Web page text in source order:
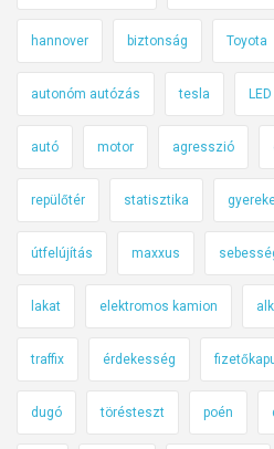
hannover biztonság Toyota
autonóm autózás tesla LED
autó motor agresszió
repülőtér statisztika
útfelújítás maxxus
lakat elektromos kamion
traffix érdekesség
dugó törésteszt poén